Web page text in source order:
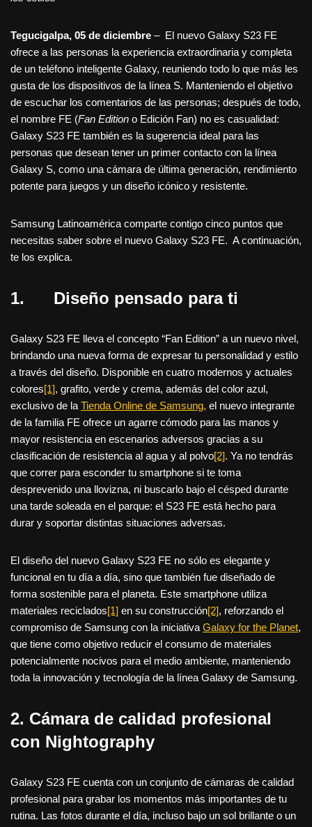
Tegucigalpa, 05 de diciembre – El nuevo Galaxy S23 FE
ofrece a las personas la experiencia extraordinaria y completa
de un teléfono inteligente Galaxy, reuniendo todo lo que más les
gusta de los dispositivos de la línea S. Manteniendo el objetivo
de escuchar los comentarios de las personas; después de todo,
el nombre FE (Fan Edition o Edición Fan) no es casualidad:
Galaxy S23 FE también es la sugerencia ideal para las
personas que desean tener un primer contacto con la línea
Galaxy S, como una cámara de última generación, rendimiento
potente para juegos y un diseño icónico y resistente.
Samsung Latinoamérica comparte contigo cinco puntos que
necesitas saber sobre el nuevo Galaxy S23 FE. A continuación,
te los explica.
1. Diseño pensado para ti
Galaxy S23 FE lleva el concepto “Fan Edition” a un nuevo nivel,
brindando una nueva forma de expresar tu personalidad y estilo
a través del diseño. Disponible en cuatro modernos y actuales
colores[1], grafito, verde y crema, además del color azul,
exclusivo de la Tienda Online de Samsung, el nuevo integrante
de la familia FE ofrece un agarre cómodo para las manos y
mayor resistencia en escenarios adversos gracias a su
clasificación de resistencia al agua y al polvo[2]. Ya no tendrás
que correr para esconder tu smartphone si te toma
desprevenido una llovizna, ni buscarlo bajo el césped durante
una tarde soleada en el parque: el S23 FE está hecho para
durar y soportar distintas situaciones adversas.
El diseño del nuevo Galaxy S23 FE no sólo es elegante y
funcional en tu día a día, sino que también fue diseñado de
forma sostenible para el planeta. Este smartphone utiliza
materiales reciclados[1] en su construcción[2], reforzando el
compromiso de Samsung con la iniciativa Galaxy for the Planet,
que tiene como objetivo reducir el consumo de materiales
potencialmente nocivos para el medio ambiente, manteniendo
toda la innovación y tecnología de la línea Galaxy de Samsung.
2. Cámara de calidad profesional
con Nightography
Galaxy S23 FE cuenta con un conjunto de cámaras de calidad
profesional para grabar los momentos más importantes de tu
rutina. Las fotos durante el día, incluso bajo un sol brillante o un